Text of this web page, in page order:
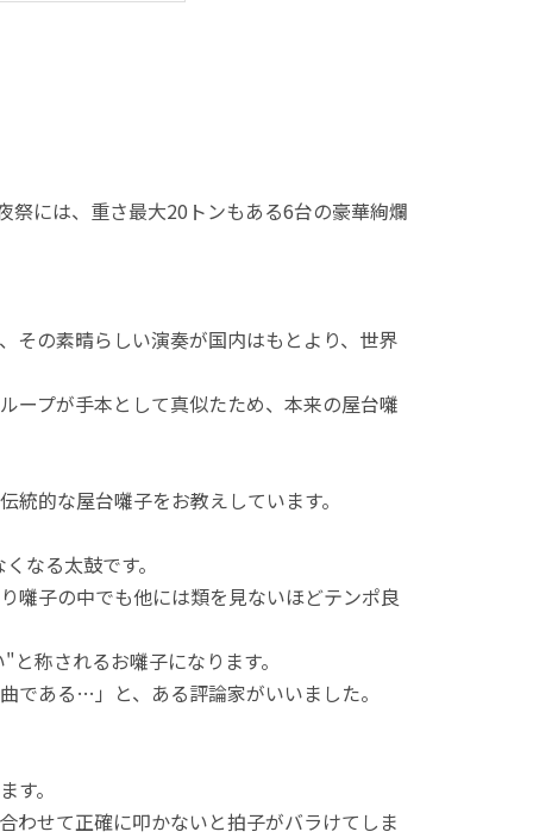
には、重さ最大20トンもある6台の豪華絢爛
その素晴らしい演奏が国内はもとより、世界
ープが手本として真似たため、本来の屋台囃
的な屋台囃子をお教えしています。
なる太鼓です。
囃子の中でも他には類を見ないほどテンポ良
称されるお囃子になります。
である…」と、ある評論家がいいました。
す。
わせて正確に叩かないと拍子がバラけてしま